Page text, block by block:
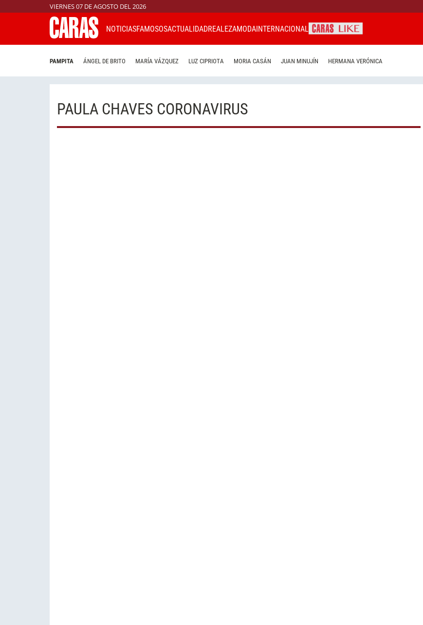
VIERNES 07 DE AGOSTO DEL 2026
NOTICIASFAMOSOSACTUALIDADREALEZAMODAINTERNACIONAL
PAMPITA ÁNGEL DE BRITO MARÍA VÁZQUEZ LUZ CIPRIOTA MORIA CASÁN JUAN MINUJÍN HERMANA VERÓNICA
PAULA CHAVES CORONAVIRUS